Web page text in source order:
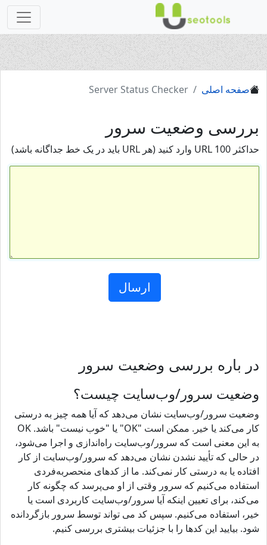
صفحه اصلی Server Status Checker
بررسی وضعیت سرور
حداکثر 100 URL وارد کنید (هر URL باید در یک خط جداگانه باشد)
در باره بررسی وضعیت سرور
وضعیت سرور/وب‌سایت چیست؟
وضعیت سرور/وب‌سایت نشان می‌دهد که آیا همه چیز به درستی
کار می‌کند یا خیر. ممکن است "OK" یا "خوب نیست" باشد. OK
به این معنی است که سرور/وب‌سایت راه‌اندازی و اجرا می‌شود،
در حالی که تأیید نشدن نشان می‌دهد که سرور/وب‌سایت از کار
افتاده یا به درستی کار نمی‌کند. ما از کدهای منحصربه‌فردی
استفاده می‌کنیم که سرور وقتی از او می‌پرسد که چگونه کار
می‌کند، برای تعیین اینکه آیا سرور/وب‌سایت کاربردی است یا
خیر، استفاده می‌کنیم. سپس کد می تواند توسط سرور بازگردانده
شود. بیایید این کدها را با جزئیات بیشتری بررسی کنیم.